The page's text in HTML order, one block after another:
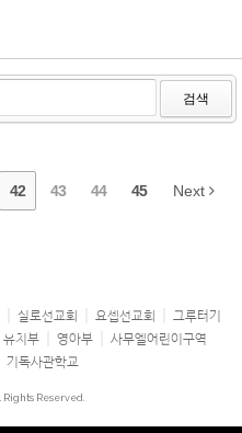
검색
42 43 44 45 Next
실로선교회 요셉선교회
그루터기
유치부 영아부
사무엘어린이구역
기독사관학교
Rights Reserved.